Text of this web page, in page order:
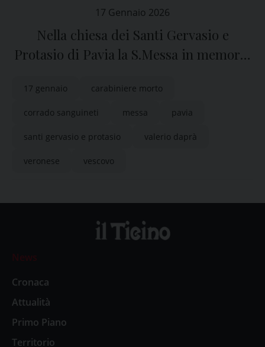
17 Gennaio 2026
Nella chiesa dei Santi Gervasio e
Protasio di Pavia la S.Messa in memoria
17 gennaio carabiniere morto
corrado sanguineti messa pavia
santi gervasio e protasio valerio daprà
veronese vescovo
News
Cronaca
Attualità
Primo Piano
Territorio